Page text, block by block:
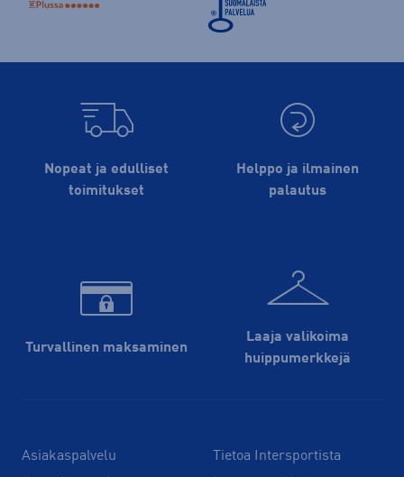
Nopeat ja edulliset
toimitukset
Helppo ja ilmainen
palautus
Turvallinen maksaminen
Laaja valikoima
huippu­merkkejä
Asiakaspalvelu
Tietoa Intersportista